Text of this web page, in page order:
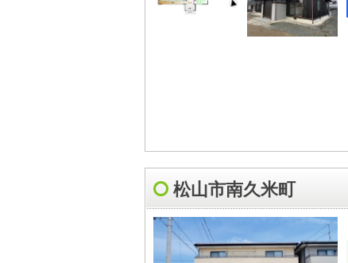
松山市南久米町